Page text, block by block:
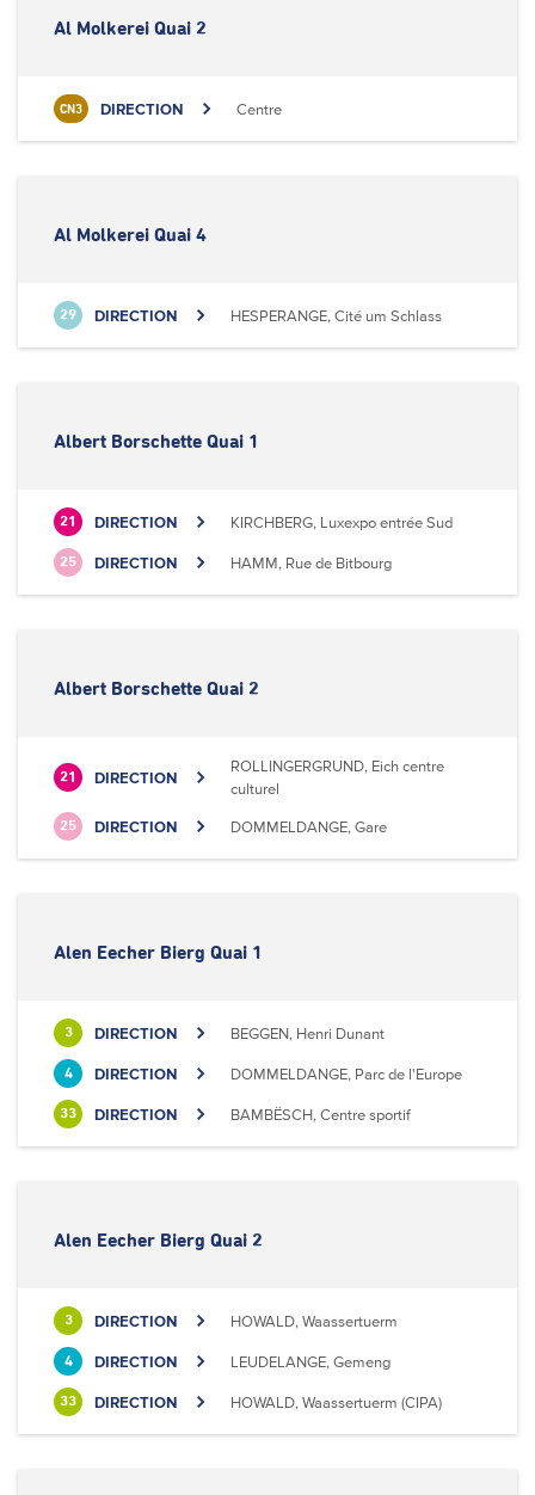
Al Molkerei Quai 2
CN3 DIRECTION Centre
Al Molkerei Quai 4
29 DIRECTION HESPERANGE, Cité um Schlass
Albert Borschette Quai 1
21 DIRECTION KIRCHBERG, Luxexpo entrée Sud
25 DIRECTION HAMM, Rue de Bitbourg
Albert Borschette Quai 2
21 DIRECTION
ROLLINGERGRUND, Eich centre
culturel
25 DIRECTION DOMMELDANGE, Gare
Alen Eecher Bierg Quai 1
3 DIRECTION BEGGEN, Henri Dunant
4 DIRECTION DOMMELDANGE, Parc de l'Europe
33 DIRECTION BAMBËSCH, Centre sportif
Alen Eecher Bierg Quai 2
3 DIRECTION HOWALD, Waassertuerm
4 DIRECTION LEUDELANGE, Gemeng
33 DIRECTION HOWALD, Waassertuerm (CIPA)